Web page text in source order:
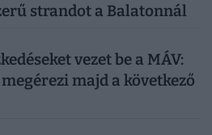
strandot a Balatonnál
vezet be a MÁV:
majd a következő